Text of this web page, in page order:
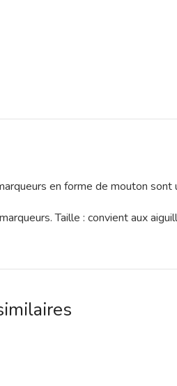
en forme de mouton
Taille : convient aux